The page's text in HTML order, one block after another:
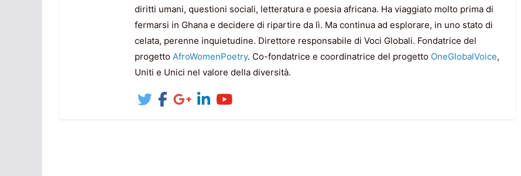
diritti umani, questioni sociali, letteratura e poesia africana. Ha viaggiato molto prima di
fermarsi in Ghana e decidere di ripartire da lì. Ma continua ad esplorare, in uno stato di
celata, perenne inquietudine. Direttore responsabile di Voci Globali. Fondatrice del
progetto AfroWomenPoetry. Co-fondatrice e coordinatrice del progetto OneGlobalVoice,
Uniti e Unici nel valore della diversità.